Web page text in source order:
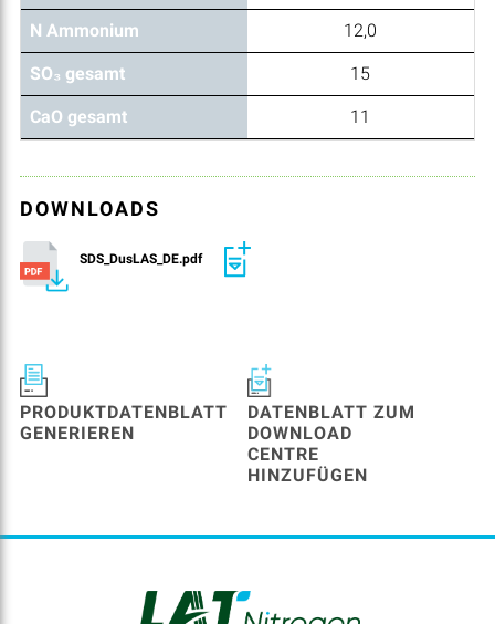
N Ammonium 12,0
SO₃ gesamt 15
CaO gesamt 11
DOWNLOADS
SDS_DusLAS_DE.pdf
PRODUKTDATENBLATT
GENERIEREN
DATENBLATT ZUM
DOWNLOAD
CENTRE
HINZUFÜGEN